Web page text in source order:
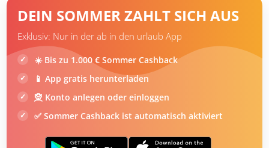
DEIN SOMMER ZAHLT SICH AUS
Exklusiv: Nur in der ab in den urlaub App
☀️ Bis zu 1.000 € Sommer Cashback
📱 App gratis herunterladen
🧝 Konto anlegen oder einloggen
✅ Sommer Cashback ist automatisch aktiviert